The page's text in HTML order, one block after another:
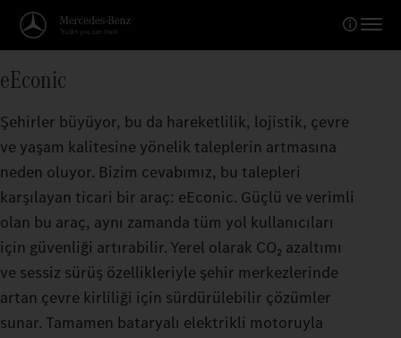
eEconic
Şehirler büyüyor, bu da hareketlilik, lojistik, çevre
ve yaşam kalitesine yönelik taleplerin artmasına
neden oluyor. Bizim cevabımız, bu talepleri
karşılayan ticari bir araç: eEconic. Güçlü ve verimli
olan bu araç, aynı zamanda tüm yol kullanıcıları
için güvenliği artırabilir. Yerel olarak CO₂ azaltımı
ve sessiz sürüş özellikleriyle şehir merkezlerinde
artan çevre kirliliği için sürdürülebilir çözümler
sunar. Tamamen bataryalı elektrikli motoruyla